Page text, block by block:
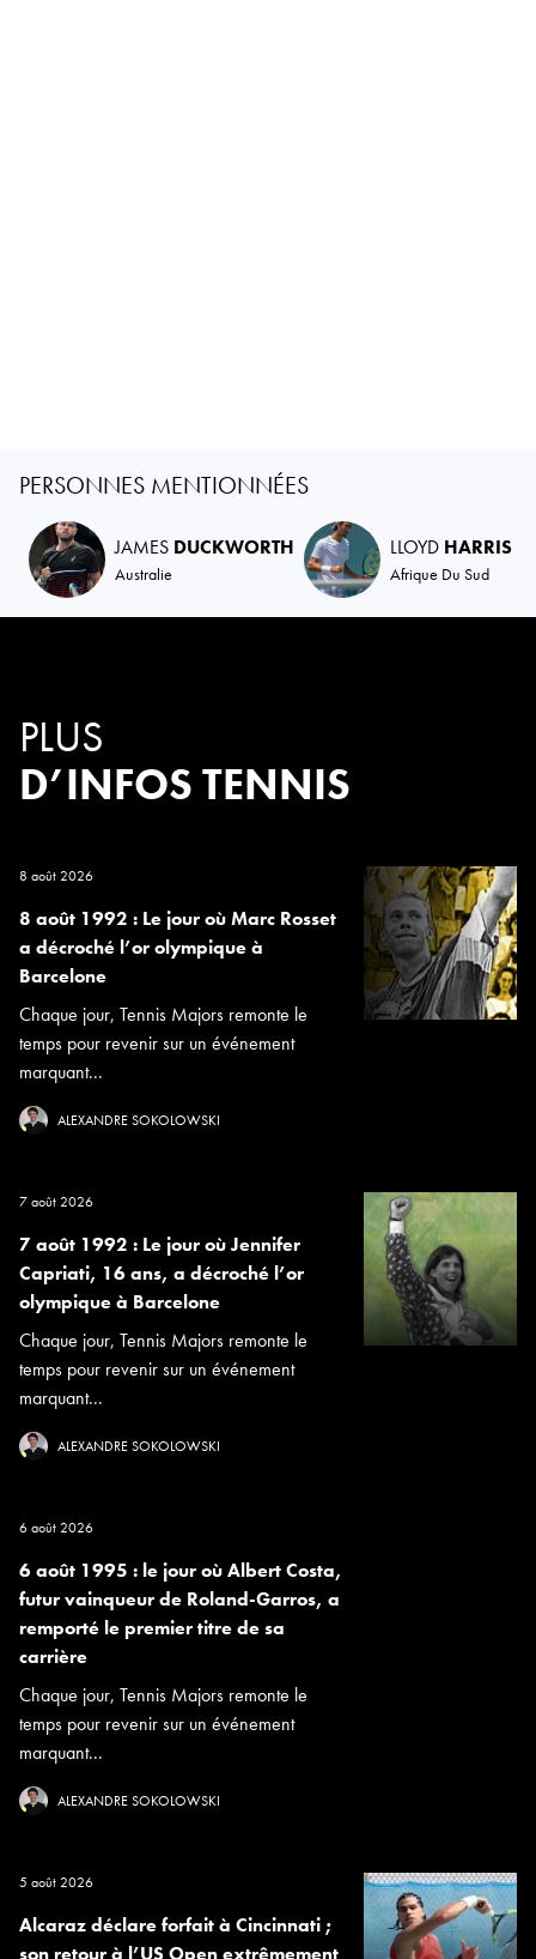
PERSONNES MENTIONNÉES
JAMES DUCKWORTH
Australie
LLOYD HARRIS
Afrique Du Sud
PLUS
D’INFOS TENNIS
8 août 2026
8 août 1992 : Le jour où Marc Rosset
a décroché l’or olympique à
Barcelone
Chaque jour, Tennis Majors remonte le
temps pour revenir sur un événement
marquant...
ALEXANDRE SOKOLOWSKI
7 août 2026
7 août 1992 : Le jour où Jennifer
Capriati, 16 ans, a décroché l’or
olympique à Barcelone
Chaque jour, Tennis Majors remonte le
temps pour revenir sur un événement
marquant...
ALEXANDRE SOKOLOWSKI
6 août 2026
6 août 1995 : le jour où Albert Costa,
futur vainqueur de Roland-Garros, a
remporté le premier titre de sa
carrière
Chaque jour, Tennis Majors remonte le
temps pour revenir sur un événement
marquant...
ALEXANDRE SOKOLOWSKI
5 août 2026
Alcaraz déclare forfait à Cincinnati ;
son retour à l’US Open extrêmement